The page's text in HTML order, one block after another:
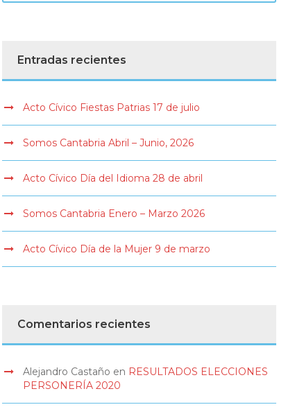
Entradas recientes
Acto Cívico Fiestas Patrias 17 de julio
Somos Cantabria Abril – Junio, 2026
Acto Cívico Día del Idioma 28 de abril
Somos Cantabria Enero – Marzo 2026
Acto Cívico Día de la Mujer 9 de marzo
Comentarios recientes
Alejandro Castaño en RESULTADOS ELECCIONES
PERSONERÍA 2020